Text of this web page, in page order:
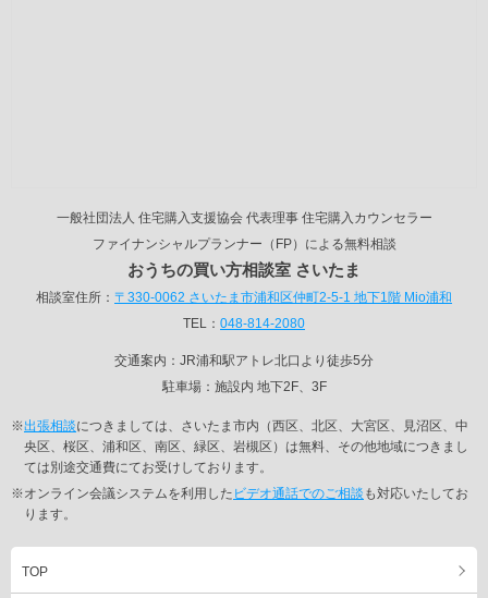
一般社団法人 住宅購入支援協会 代表理事 住宅購入カウンセラー
ファイナンシャルプランナー（FP）による無料相談
おうちの買い方相談室 さいたま
相談室住所： 〒330-0062 さいたま市浦和区仲町2-5-1 地下1階 Mio浦和
TEL： 048-814-2080
交通案内：JR浦和駅アトレ北口より徒歩5分
駐車場：施設内 地下2F、3F
※出張相談につきましては、さいたま市内（西区、北区、大宮区、見沼区、中
央区、桜区、浦和区、南区、緑区、岩槻区）は無料、その他地域につきまし
ては別途交通費にてお受けしております。
※オンライン会議システムを利用した ビデオ通話でのご相談 も対応いたしてお
ります。
TOP